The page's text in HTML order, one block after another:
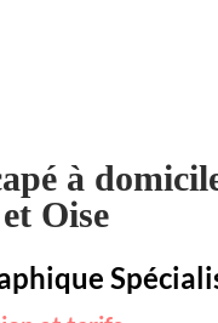
à
Oise